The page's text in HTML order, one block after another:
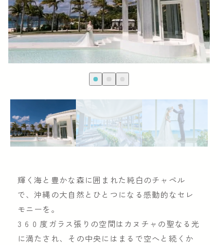
輝く海と豊かな森に囲まれた純白のチャペル
で、沖縄の大自然とひとつになる感動的なセレ
モニーを。
3 6 0 度ガラス張りの空間はカヌチャの聖なる光
に満たされ、その中央にはまるで空へと続くか